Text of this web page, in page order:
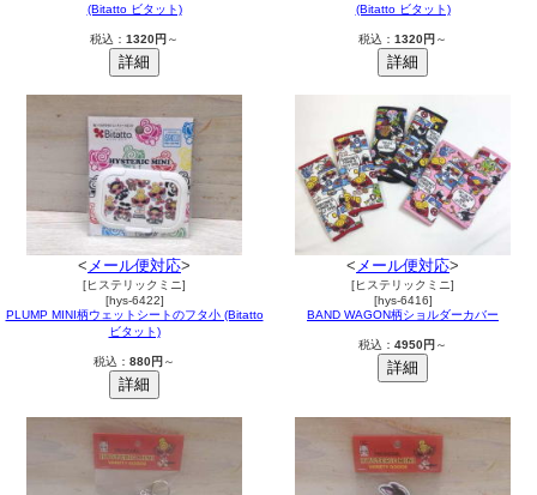
(Bitatto ビタット)
税込： 1320円 ～
(Bitatto ビタット)
税込： 1320円 ～
< メール便対応>
[ヒステリックミニ]
[hys-6422]
PLUMP MINI柄ウェットシートのフタ小 (Bitatto
ビタット)
税込： 880円 ～
< メール便対応>
[ヒステリックミニ]
[hys-6416]
BAND WAGON柄ショルダーカバー
税込： 4950円 ～